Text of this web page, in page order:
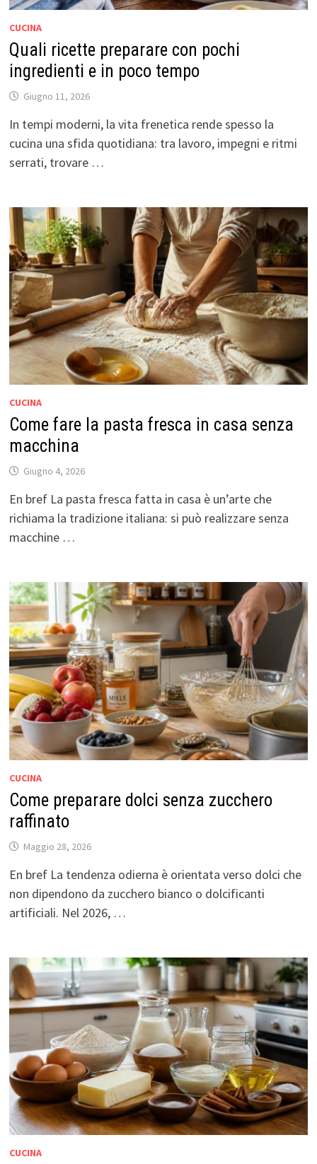
CUCINA
Quali ricette preparare con pochi
ingredienti e in poco tempo
Giugno 11, 2026
In tempi moderni, la vita frenetica rende spesso la
cucina una sfida quotidiana: tra lavoro, impegni e ritmi
serrati, trovare …
CUCINA
Come fare la pasta fresca in casa senza
macchina
Giugno 4, 2026
En bref La pasta fresca fatta in casa è un’arte che
richiama la tradizione italiana: si può realizzare senza
macchine …
CUCINA
Come preparare dolci senza zucchero
raffinato
Maggio 28, 2026
En bref La tendenza odierna è orientata verso dolci che
non dipendono da zucchero bianco o dolcificanti
artificiali. Nel 2026, …
CUCINA